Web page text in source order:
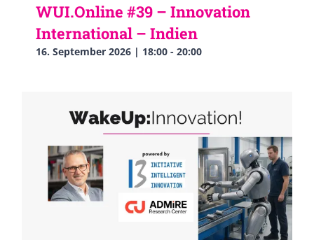
WUI.Online #39 – Innovation
International – Indien
16. September 2026 | 18:00 - 20:00